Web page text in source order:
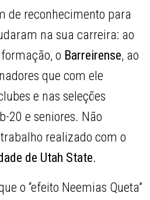
de reconhecimento para
na sua carreira: ao
o Barreirense, ao
que com ele
e nas seleções
20 e seniores. Não
realizado com o
de Utah State.
o “efeito Neemias Queta”